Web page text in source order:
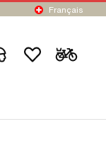
Français